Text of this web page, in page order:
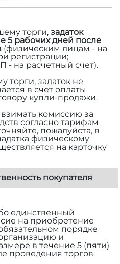
торги, задаток
5 рабочих дней после
(физическим лицам - на
регистрации;
на расчетный счет).
торги, задаток не
в счет оплаты
купли-продажи.
комиссию за
согласно тарифам
пожалуйста, в
физическому
на карточку
покупателя
единственный
на приобретение
порядке
и
в течение 5 (пяти)
проведения торгов.